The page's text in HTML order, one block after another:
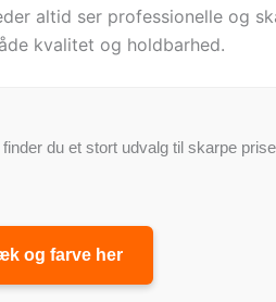
altid ser professionelle og
kvalitet og holdbarhed.
finder du et stort udvalg til skarpe
og farve her